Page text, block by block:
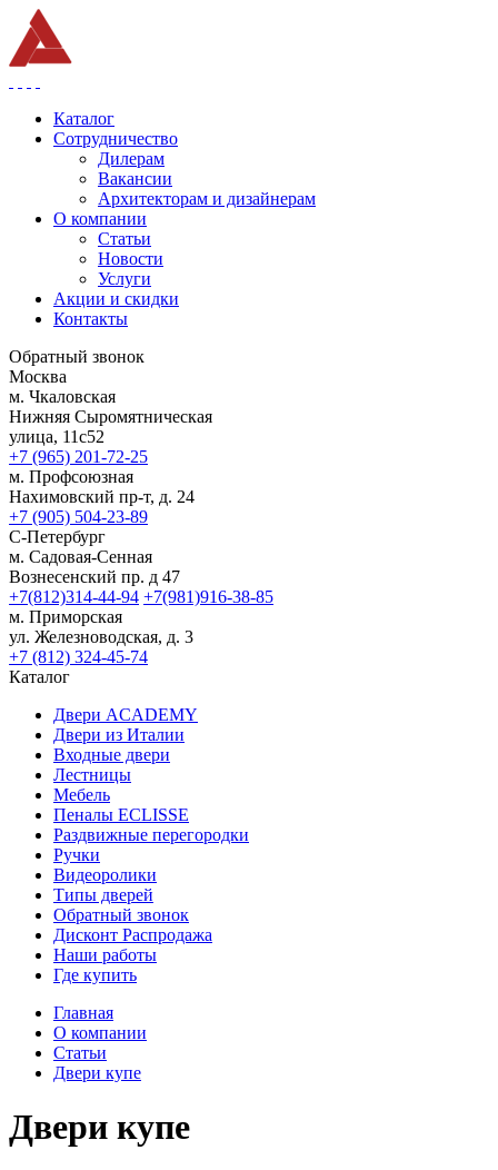
Каталог
Сотрудничество
Дилерам
Вакансии
Архитекторам и дизайнерам
О компании
Статьи
Новости
Услуги
Акции и скидки
Контакты
Обратный звонок
Москва
м. Чкаловская
Нижняя Сыромятническая
улица, 11с52
+7 (965) 201-72-25
м. Профсоюзная
Нахимовский пр-т, д. 24
+7 (905) 504-23-89
С-Петербург
м. Садовая-Сенная
Вознесенский пр. д 47
+7(812)314-44-94 +7(981)916-38-85
м. Приморская
ул. Железноводская, д. 3
+7 (812) 324-45-74
Каталог
Двери ACADEMY
Двери из Италии
Входные двери
Лестницы
Мебель
Пеналы ECLISSE
Раздвижные перегородки
Ручки
Видеоролики
Типы дверей
Обратный звонок
Дисконт Распродажа
Наши работы
Где купить
Главная
О компании
Статьи
Двери купе
Двери купе